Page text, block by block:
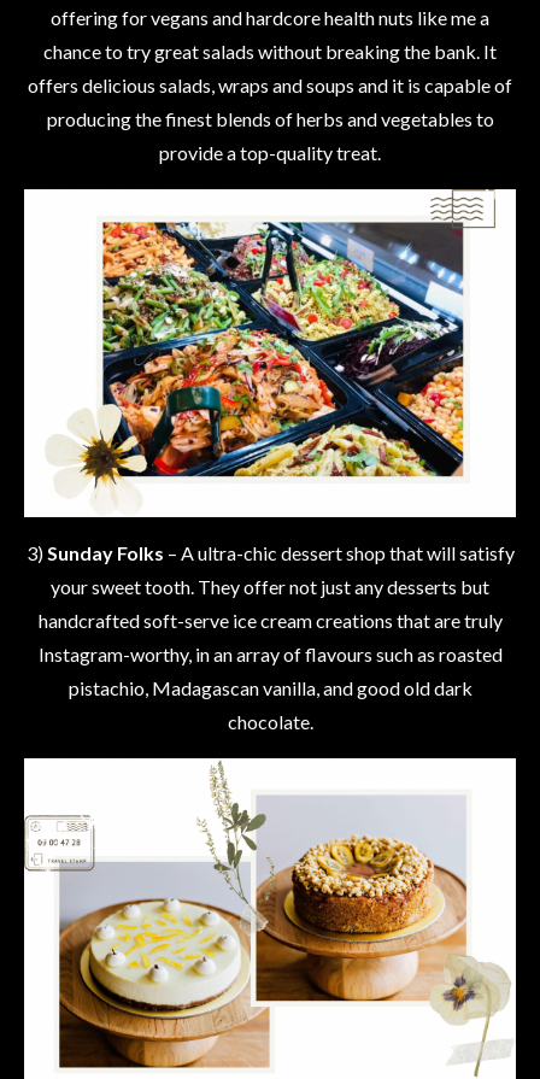
offering for vegans and hardcore health nuts like me a
chance to try great salads without breaking the bank. It
offers delicious salads, wraps and soups and it is capable of
producing the finest blends of herbs and vegetables to
provide a top-quality treat.
3)Sunday Folks – A ultra-chic dessert shop that will satisfy
your sweet tooth. They offer not just any desserts but
handcrafted soft-serve ice cream creations that are truly
Instagram-worthy, in an array of flavours such as roasted
pistachio, Madagascan vanilla, and good old dark
chocolate.